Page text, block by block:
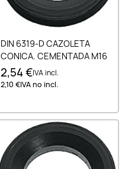
DIN 6319-D CAZOLETA
CONICA. CEMENTADA M16
2,54 €IVA incl.
2,10 €IVA no incl.